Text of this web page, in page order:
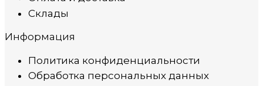
Склады
Информация
Политика конфиденциальности
Обработка персональных данных